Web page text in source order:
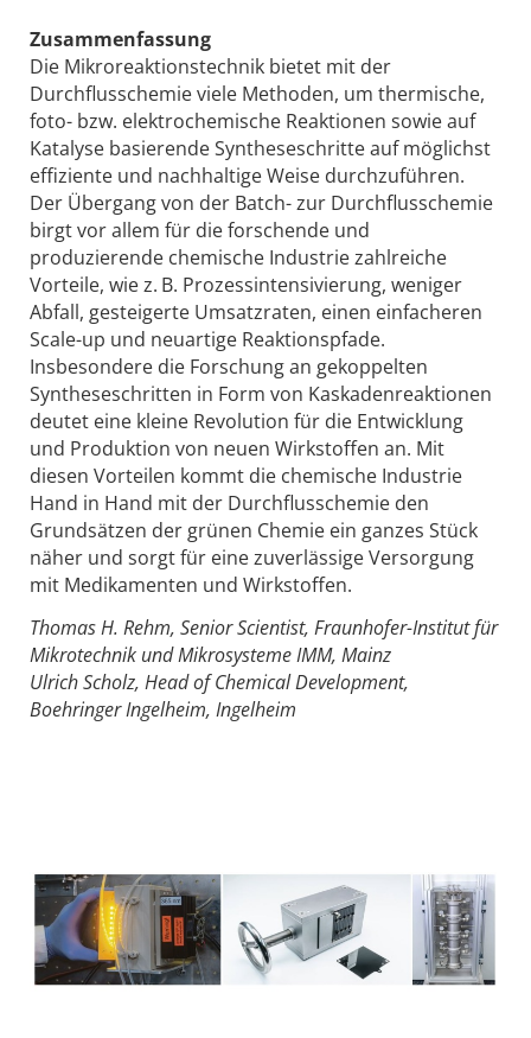
Zusammenfassung
Die Mikroreaktionstechnik bietet mit der
Durchflusschemie viele Methoden, um thermische,
foto- bzw. elektrochemische Reaktionen sowie auf
Katalyse basierende Syntheseschritte auf möglichst
effiziente und nachhaltige Weise durchzuführen.
Der Übergang von der Batch- zur Durchflusschemie
birgt vor allem für die forschende und
produzierende chemische Industrie zahlreiche
Vorteile, wie z. B. Prozessintensivierung, weniger
Abfall, gesteigerte Umsatzraten, einen einfacheren
Scale-up und neuartige Reaktionspfade.
Insbesondere die Forschung an gekoppelten
Syntheseschritten in Form von Kaskadenreaktionen
deutet eine kleine Revolution für die Entwicklung
und Produktion von neuen Wirkstoffen an. Mit
diesen Vorteilen kommt die chemische Industrie
Hand in Hand mit der Durchflusschemie den
Grundsätzen der grünen Chemie ein ganzes Stück
näher und sorgt für eine zuverlässige Versorgung
mit Medikamenten und Wirkstoffen.
Thomas H. Rehm, Senior Scientist, Fraunhofer-Institut für
Mikrotechnik und Mikrosysteme IMM, Mainz
Ulrich Scholz, Head of Chemical Development,
Boehringer Ingelheim, Ingelheim